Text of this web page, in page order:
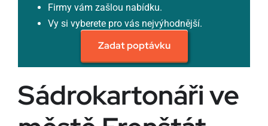
Firmy vám zašlou nabídku.
Vy si vyberete pro vás nejvýhodnější.
Zadat poptávku
Sádrokartonáři ve